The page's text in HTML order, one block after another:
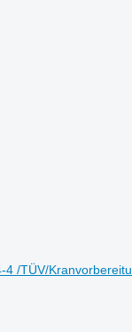
/TÜV/